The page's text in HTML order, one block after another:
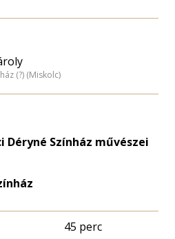
(?) (Miskolc)
Déryné Színház művészei
45 perc